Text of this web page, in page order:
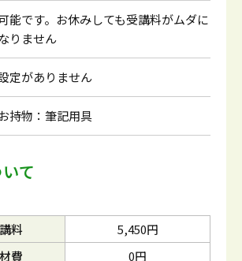
能です。お休みしても受講料がムダに
なりません
定がありません
お持物：筆記用具
て
料
5,450円
費
0円